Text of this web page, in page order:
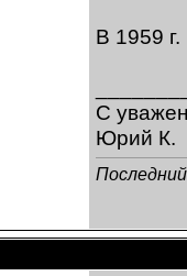
В 1959
С
Юрий К.